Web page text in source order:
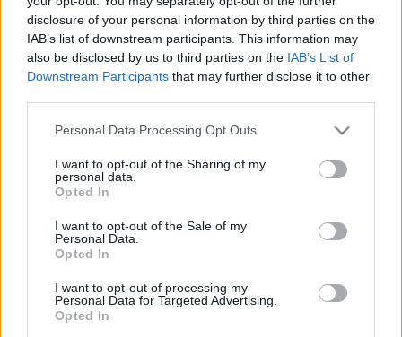
disclosure of your personal information by third parties on the
IAB’s list of downstream participants. This information may
also be disclosed by us to third parties on the IAB’s List of
Downstream Participants that may further disclose it to other
Please note that this website/app uses one or more Google
not limited to your visit or usage behaviour. You may click to
grant or deny consent to Google and its third-party tags to
use your data for below specified purposes in below Google
consent section.
Personal Data Processing Opt Outs
I want to opt-out of the Sharing of my
personal data.
Opted In
I want to opt-out of the Sale of my
Personal Data.
Opted In
I want to opt-out of processing my
Personal Data for Targeted Advertising.
Opted In
Két aktuális, fákkal kapcsolatos hír, érdekesség
torlódott össze a napokban, melyek érdemesek arra,
hogy megosszam azokat olvasóimmal, tehát ahogy
az egyszeri tévébemondó fogalmazna, ne menjenek
Tavaszi fürdő városi fáknak
Megyeri Szabolcs•
A Főkert Zrt tájékoztatása szerint a napokban kezdik
lemosni a budapesti közterületi fákat, ami a
hétben a parkokban nappal, az utak menti fasorok
esetében pedig éjjel lesznek láthatóak a Főkert